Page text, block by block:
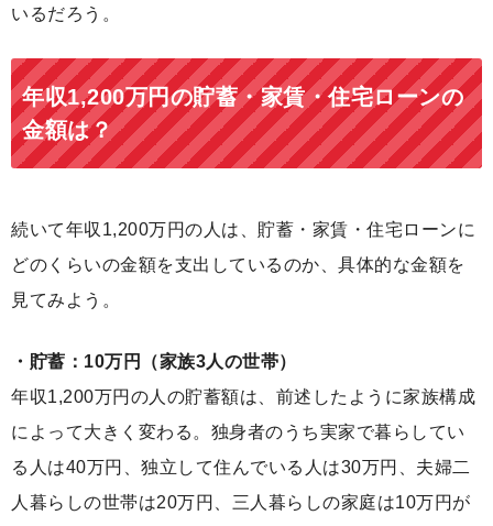
いるだろう。
年収1,200万円の貯蓄・家賃・住宅ローンの
金額は？
続いて年収1,200万円の人は、貯蓄・家賃・住宅ローンに
どのくらいの金額を支出しているのか、具体的な金額を
見てみよう。
・貯蓄：10万円（家族3人の世帯）
年収1,200万円の人の貯蓄額は、前述したように家族構成
によって大きく変わる。独身者のうち実家で暮らしてい
る人は40万円、独立して住んでいる人は30万円、夫婦二
人暮らしの世帯は20万円、三人暮らしの家庭は10万円が